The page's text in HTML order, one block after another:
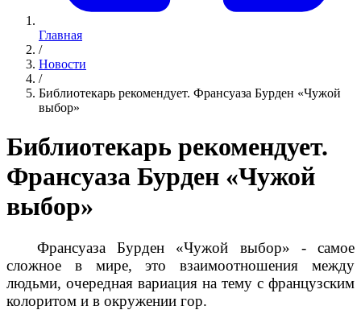
Главная
/
Новости
/
Библиотекарь рекомендует. Франсуаза Бурден «Чужой
выбор»
Библиотекарь рекомендует.
Франсуаза Бурден «Чужой
выбор»
Франсуаза Бурден «Чужой выбор» - самое
сложное в мире, это взаимоотношения между
людьми, очередная вариация на тему с французским
колоритом и в окружении гор.